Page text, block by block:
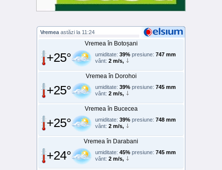
Vremea astăzi la 11:24
Vremea în Botoșani
+25° umiditate: 39% presiune: 747 mm
vânt: 2 m/s,
Vremea în Dorohoi
+25° umiditate: 39% presiune: 745 mm
vânt: 2 m/s,
Vremea în Bucecea
+25° umiditate: 39% presiune: 748 mm
vânt: 2 m/s,
Vremea în Darabani
+24° umiditate: 45% presiune: 745 mm
vânt: 2 m/s,